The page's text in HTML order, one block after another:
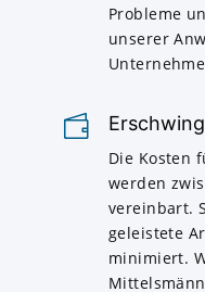
Probleme
unserer
Die Kosten
werden
vereinbart.
geleistete
minimiert.